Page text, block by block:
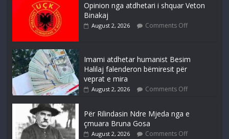
Opinion nga atdhetari i shquar Veton
Binakaj
August 2, 2026 Comments Off
Imami atdhetar humanist Besim
Halilaj falenderon bëmiresit për
veprat e mira
August 2, 2026 Comments Off
Për Rilindasin Ndre Mjeda nga e
çmuara Bruna Gosa
August 2, 2026 Comments Off